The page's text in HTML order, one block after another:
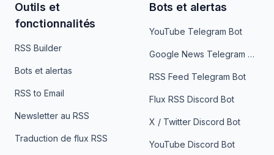
Outils et
fonctionnalités
RSS Builder
Bots et alertas
RSS to Email
Newsletter au RSS
Traduction de flux RSS
Bots et alertas
YouTube Telegram Bot
Google News Telegram Bot
RSS Feed Telegram Bot
Flux RSS Discord Bot
X / Twitter Discord Bot
YouTube Discord Bot